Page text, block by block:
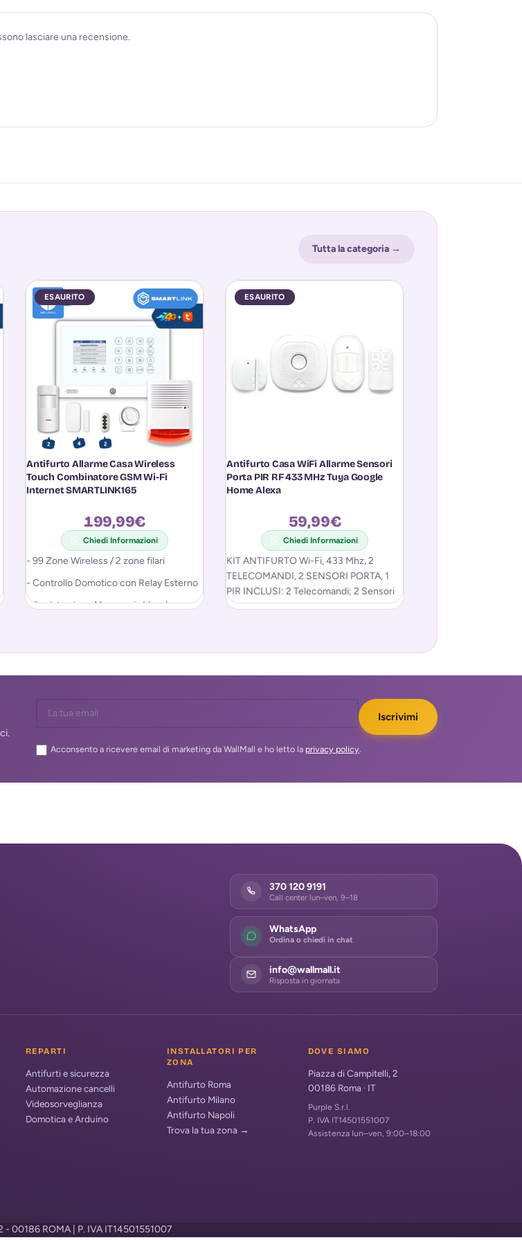
lasciare una recensione.
Tutta la categoria →
ESAURITO
Antifurto Allarme Casa Wireless
Touch Combinatore GSM Wi-Fi
Internet SMARTLINK165
199,99€
Chiedi Informazioni
- 99 Zone Wireless / 2 zone filari
- Controllo Domotico con Relay Esterno
- Registrazione Messaggio Vocale per
ESAURITO
Antifurto Casa WiFi Allarme Sensori
Porta PIR RF 433 MHz Tuya Google
Home Alexa
59,99€
Chiedi Informazioni
KIT ANTIFURTO Wi-Fi, 433 Mhz, 2
TELECOMANDI, 2 SENSORI PORTA, 1
PIR INCLUSI: 2 Telecomandi; 2 Sensori
Porta; 1 Pir
- Controllo Remoto
Iscrivimi
Acconsento a ricevere email di marketing da WallMall e ho letto la privacy policy
370 120 9191
Call center lun–ven, 9–18
WhatsApp
Ordina o chiedi in chat
info@wallmall.it
Risposta in giornata
REPARTI
Antifurti e sicurezza
Automazione cancelli
Videosorveglianza
Domotica e Arduino
INSTALLATORI PER
ZONA
Antifurto Roma
Antifurto Milano
Antifurto Napoli
Trova la tua zona →
DOVE SIAMO
Piazza di Campitelli, 2
00186 Roma · IT
Purple S.r.l.
P. IVA IT14501551007
Assistenza lun–ven, 9:00–18:00
- 00186 ROMA | P. IVA IT14501551007